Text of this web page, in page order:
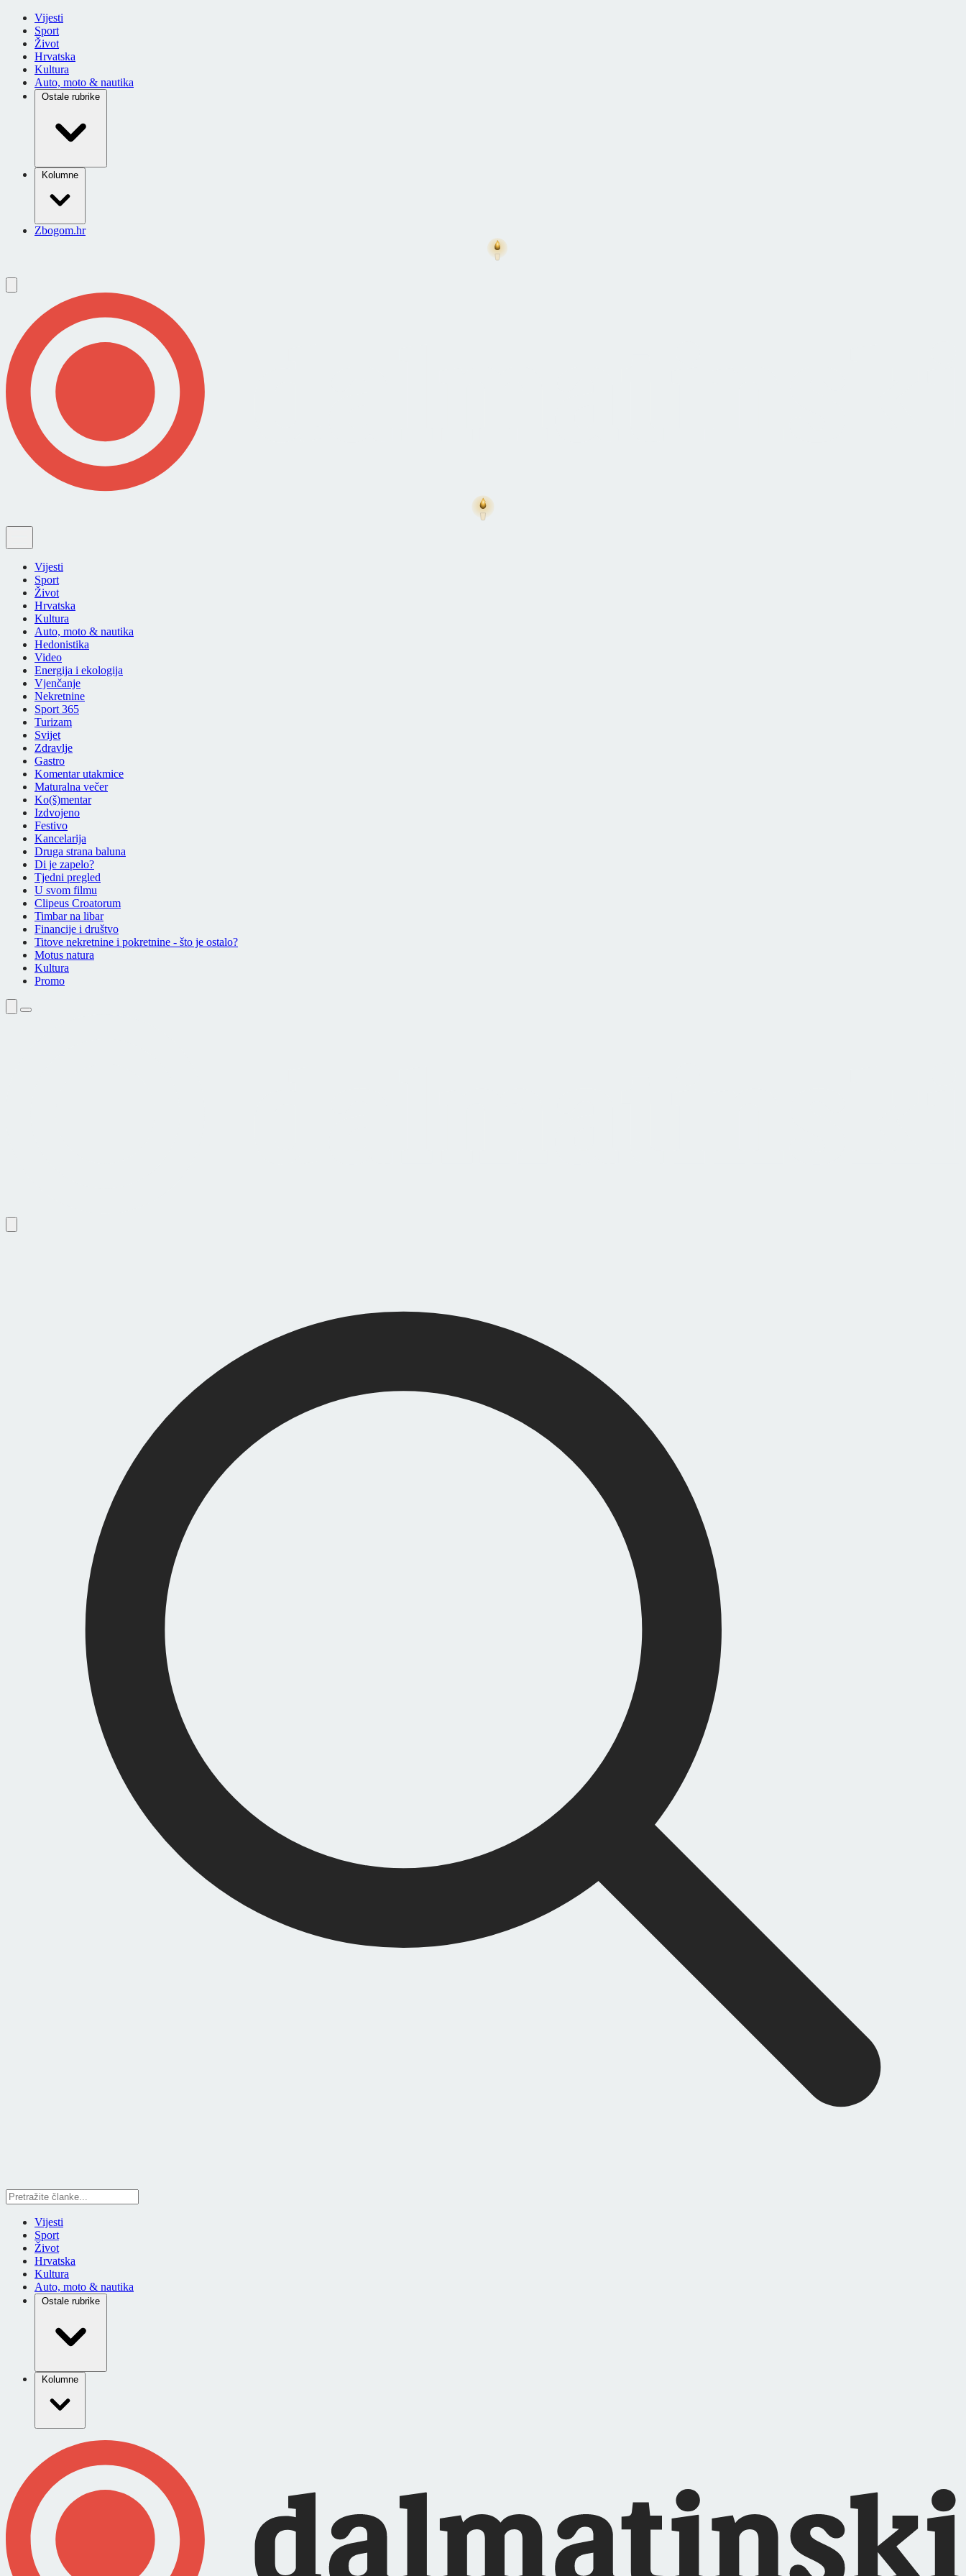
Vijesti
Sport
Život
Hrvatska
Kultura
Auto, moto & nautika
Ostale rubrike
Kolumne
Zbogom.hr
Vijesti
Sport
Život
Hrvatska
Kultura
Auto, moto & nautika
Hedonistika
Video
Energija i ekologija
Vjenčanje
Nekretnine
Sport 365
Turizam
Svijet
Zdravlje
Gastro
Komentar utakmice
Maturalna večer
Ko(š)mentar
Izdvojeno
Festivo
Kancelarija
Druga strana baluna
Di je zapelo?
Tjedni pregled
U svom filmu
Clipeus Croatorum
Timbar na libar
Financije i društvo
Titove nekretnine i pokretnine - što je ostalo?
Motus natura
Kultura
Promo
Vijesti
Sport
Život
Hrvatska
Kultura
Auto, moto & nautika
Ostale rubrike
Kolumne